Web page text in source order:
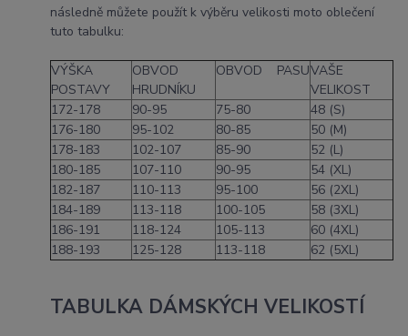
následně můžete použít k výběru velikosti moto oblečení
tuto tabulku:
VÝŠKA
POSTAVY
OBVOD
HRUDNÍKU
OBVOD PASUVAŠE
VELIKOST
172-178
90-95 75-80
48 (S)
176-180
95-102 80-85
50 (M)
178-183
102-107 85-90
52 (L)
180-185
107-110 90-95
54 (XL)
182-187
110-113 95-100
56 (2XL)
184-189
113-118 100-105
58 (3XL)
186-191
118-124 105-113
60 (4XL)
188-193
125-128 113-118 62 (5XL)
TABULKA DÁMSKÝCH VELIKOSTÍ